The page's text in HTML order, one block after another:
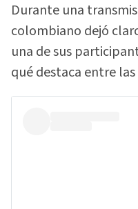
Durante una
colombiano dejó
una de sus
qué destaca entre las